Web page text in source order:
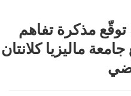
توقّع مذكرة تفاهم
ماليزيا كلانتان